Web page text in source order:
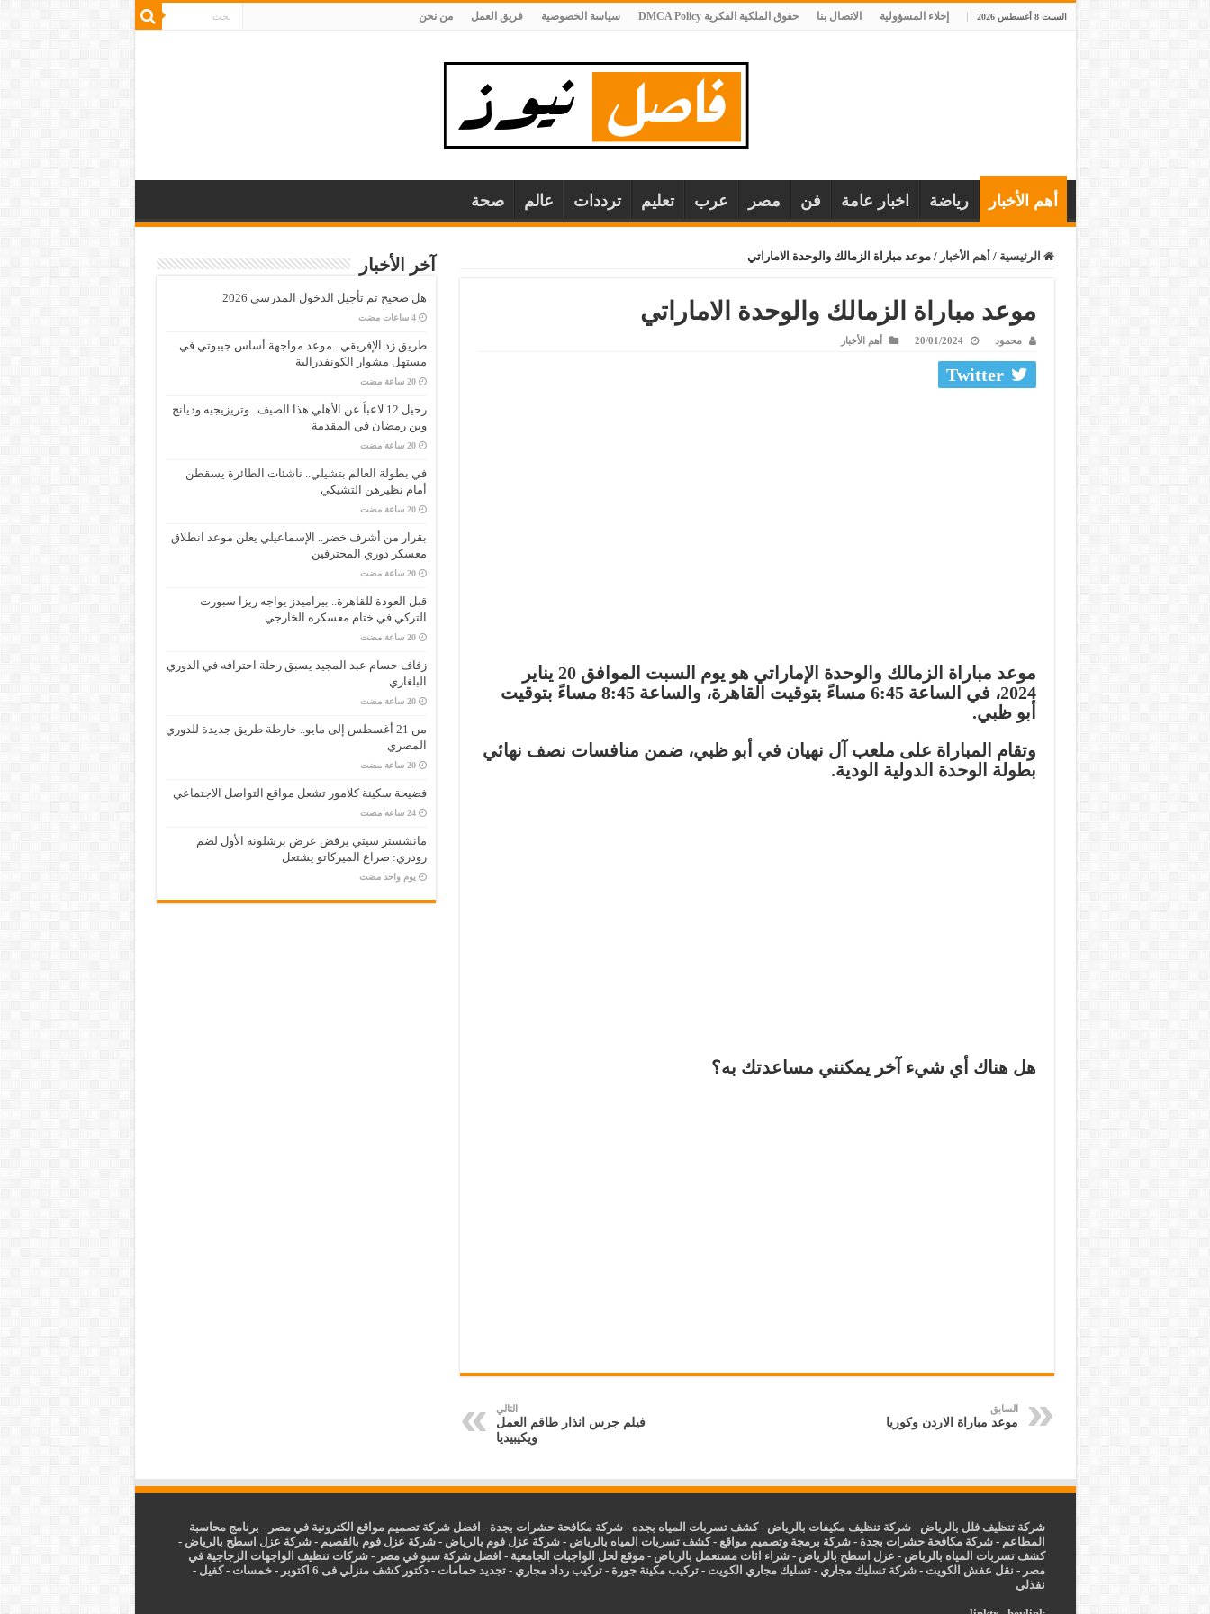
السبت 8 أغسطس 2026 إخلاء المسؤولية الاتصال بنا حقوق الملكية الفكرية DMCA Policy سياسة الخصوصية فريق العمل من نحن
أهم الأخبار رياضة اخبار عامة فن مصر عرب تعليم ترددات عالم صحة
الرئيسية / أهم الأخبار / موعد مباراة الزمالك والوحدة الاماراتي
موعد مباراة الزمالك والوحدة الاماراتي
محمود 20/01/2024 أهم الأخبار
Twitter
موعد مباراة الزمالك والوحدة الإماراتي هو يوم السبت الموافق 20 يناير
2024، في الساعة 6:45 مساءً بتوقيت القاهرة، والساعة 8:45 مساءً بتوقيت
أبو ظبي.
وتقام المباراة على ملعب آل نهيان في أبو ظبي، ضمن منافسات نصف نهائي
بطولة الوحدة الدولية الودية.
هل هناك أي شيء آخر يمكنني مساعدتك به؟
السابق
موعد مباراة الاردن وكوريا
التالي
فيلم جرس انذار طاقم العمل
ويكيبيديا
آخر الأخبار
هل صحيح تم تأجيل الدخول المدرسي 2026
‏4 ساعات مضت
طريق زد الإفريقي.. موعد مواجهة أساس جيبوتي في
مستهل مشوار الكونفدرالية
‏20 ساعة مضت
رحيل 12 لاعباً عن الأهلي هذا الصيف.. وتريزيجيه وديانج
وبن رمضان في المقدمة
‏20 ساعة مضت
في بطولة العالم بتشيلي.. ناشئات الطائرة يسقطن
أمام نظيرهن التشيكي
‏20 ساعة مضت
بقرار من أشرف خضر.. الإسماعيلي يعلن موعد انطلاق
معسكر دوري المحترفين
‏20 ساعة مضت
قبل العودة للقاهرة.. بيراميدز يواجه ريزا سبورت
التركي في ختام معسكره الخارجي
‏20 ساعة مضت
زفاف حسام عبد المجيد يسبق رحلة احترافه في الدوري
البلغاري
‏20 ساعة مضت
من 21 أغسطس إلى مايو.. خارطة طريق جديدة للدوري
المصري
‏20 ساعة مضت
فضيحة سكينة كلامور تشعل مواقع التواصل الاجتماعي
‏24 ساعة مضت
مانشستر سيتي يرفض عرض برشلونة الأول لضم
رودري: صراع الميركاتو يشتعل
‏يوم واحد مضت
شركة تنظيف فلل بالرياض -شركة تنظيف مكيفات بالرياض -كشف تسربات المياه بجده -شركة مكافحة حشرات بجدة - افضل شركة تصميم مواقع الكترونية في مصر - برنامج محاسبة
المطاعم -شركة مكافحة حشرات بجدة -شركة برمجة وتصميم مواقع -كشف تسربات المياه بالرياض -شركة عزل فوم بالرياض -شركة عزل فوم بالقصيم -شركة عزل اسطح بالرياض -
كشف تسربات المياه بالرياض - عزل اسطح بالرياض -شراء اثاث مستعمل بالرياض - موقع لحل الواجبات الجامعية - افضل شركة سيو في مصر -شركات تنظيف الواجهات الزجاجية في
مصر - نقل عفش الكويت -شركة تسليك مجاري -تسليك مجاري الكويت -تركيب مكينة جورة -تركيب رداد مجاري -تجديد حمامات -دكتور كشف منزلي فى 6 اكتوبر -خمسات -كفيل -
نفذلي